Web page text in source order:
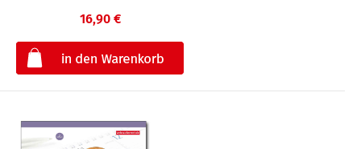
16,90 €